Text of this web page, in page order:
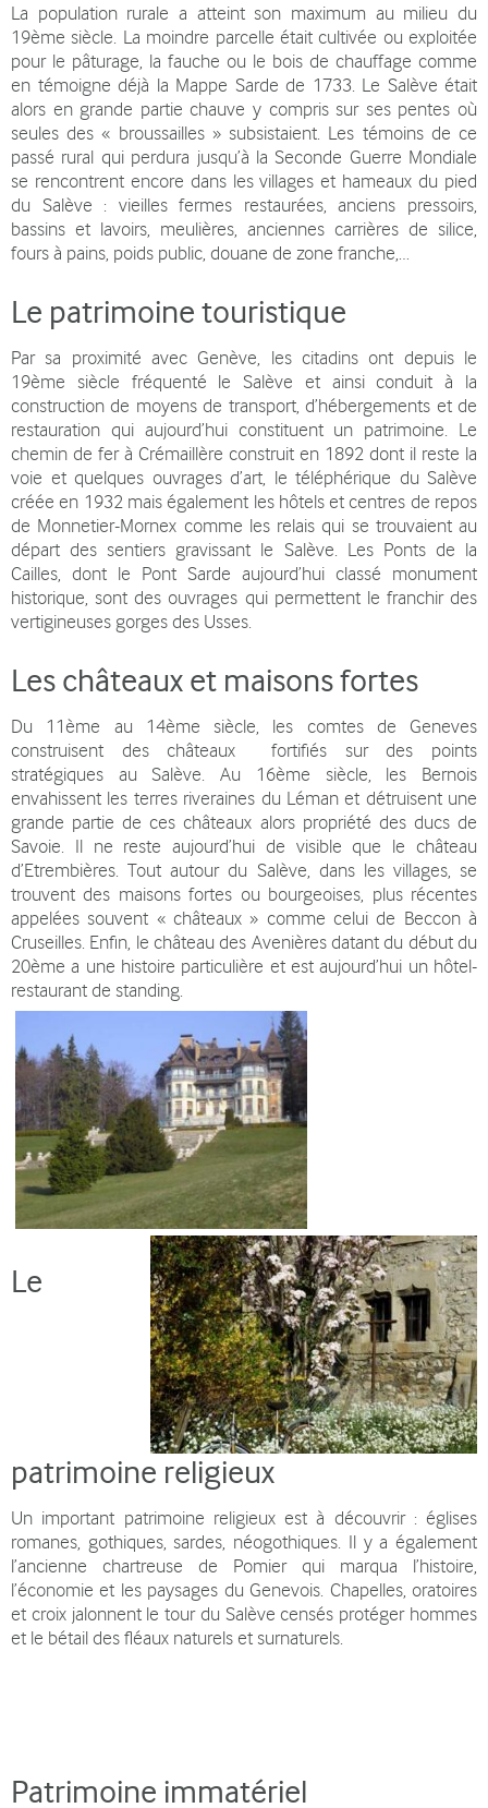
La population rurale a atteint son maximum au milieu du
19ème siècle. La moindre parcelle était cultivée ou exploitée
pour le pâturage, la fauche ou le bois de chauffage comme
en témoigne déjà la Mappe Sarde de 1733. Le Salève était
alors en grande partie chauve y compris sur ses pentes où
seules des « broussailles » subsistaient. Les témoins de ce
passé rural qui perdura jusqu’à la Seconde Guerre Mondiale
se rencontrent encore dans les villages et hameaux du pied
du Salève : vieilles fermes restaurées, anciens pressoirs,
bassins et lavoirs, meulières, anciennes carrières de silice,
fours à pains, poids public, douane de zone franche,…
Le patrimoine touristique
Par sa proximité avec Genève, les citadins ont depuis le
19ème siècle fréquenté le Salève et ainsi conduit à la
construction de moyens de transport, d’hébergements et de
restauration qui aujourd’hui constituent un patrimoine. Le
chemin de fer à Crémaillère construit en 1892 dont il reste la
voie et quelques ouvrages d’art, le téléphérique du Salève
créée en 1932 mais également les hôtels et centres de repos
de Monnetier-Mornex comme les relais qui se trouvaient au
départ des sentiers gravissant le Salève. Les Ponts de la
Cailles, dont le Pont Sarde aujourd’hui classé monument
historique, sont des ouvrages qui permettent le franchir des
vertigineuses gorges des Usses.
Les châteaux et maisons fortes
Du 11ème au 14ème siècle, les comtes de Geneves
construisent des châteaux fortifiés sur des points
stratégiques au Salève. Au 16ème siècle, les Bernois
envahissent les terres riveraines du Léman et détruisent une
grande partie de ces châteaux alors propriété des ducs de
Savoie. Il ne reste aujourd’hui de visible que le château
d’Etrembières. Tout autour du Salève, dans les villages, se
trouvent des maisons fortes ou bourgeoises, plus récentes
appelées souvent « châteaux » comme celui de Beccon à
Cruseilles. Enfin, le château des Avenières datant du début du
20ème a une histoire particulière et est aujourd’hui un hôtel-
restaurant de standing.
Le
patrimoine religieux
Un important patrimoine religieux est à découvrir : églises
romanes, gothiques, sardes, néogothiques. Il y a également
l’ancienne chartreuse de Pomier qui marqua l’histoire,
l’économie et les paysages du Genevois. Chapelles, oratoires
et croix jalonnent le tour du Salève censés protéger hommes
et le bétail des fléaux naturels et surnaturels.
Patrimoine immatériel